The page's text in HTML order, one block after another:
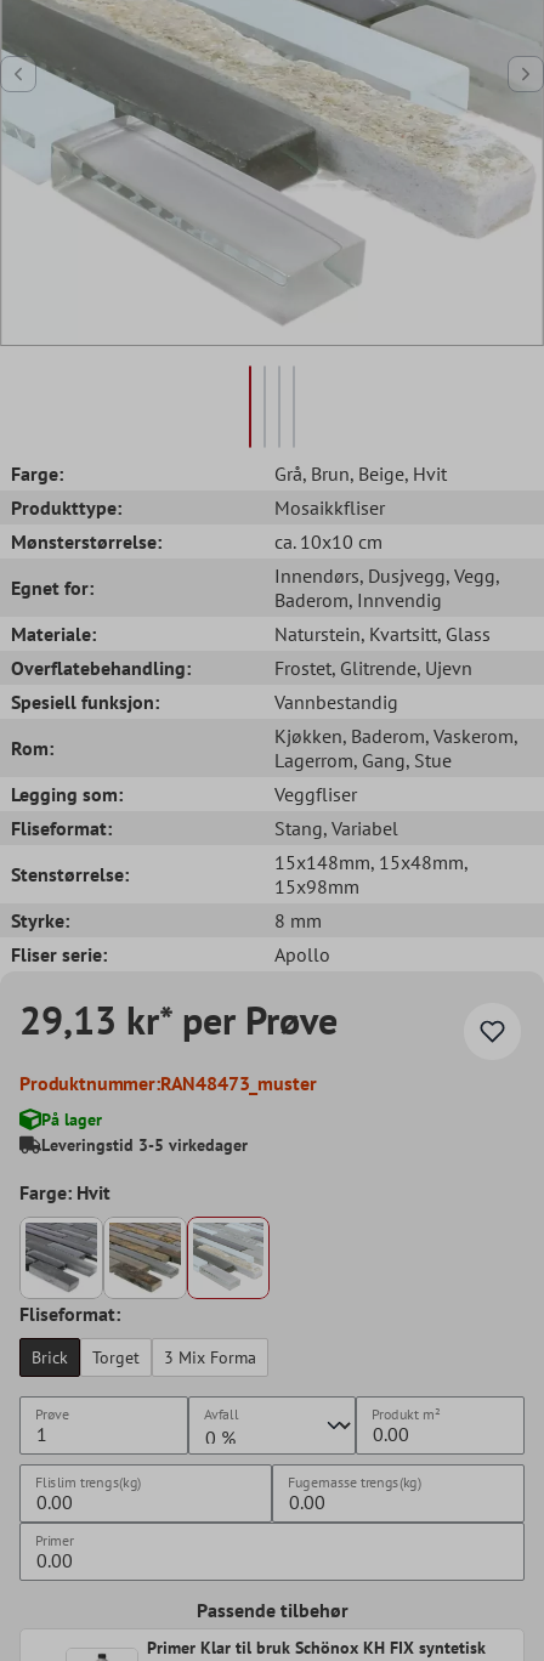
Farge: Grå, Brun, Beige, Hvit
Produkttype:
Mosaikkfliser
Mønsterstørrelse:
ca. 10x10 cm
Egnet for:
Innendørs, Dusjvegg, Vegg,
Baderom, Innvendig
Materiale:
Naturstein, Kvartsitt, Glass
Overflatebehandling:
Frostet, Glitrende, Ujevn
Spesiell funksjon:
Vannbestandig
Rom:
Kjøkken, Baderom, Vaskerom,
Lagerrom, Gang, Stue
Legging som:
Veggfliser
Fliseformat:
Stang, Variabel
Stenstørrelse:
15x148mm, 15x48mm,
15x98mm
Styrke:
8 mm
Fliser serie:
Apollo
29,13 kr* per Prøve
Produktnummer:RAN48473_muster
På lager
Leveringstid 3-5 virkedager
Farge: Hvit
Fliseformat:
Brick Torget 3 Mix Forma
Prøve Avfall Produkt m²
Flislim trengs(kg) Fugemasse trengs(kg)
Primer
Passende tilbehør
Primer Klar til bruk Schönox KH FIX syntetisk